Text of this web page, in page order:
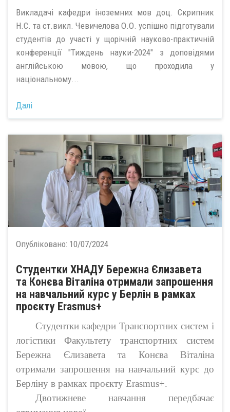
Викладачі кафедри іноземних мов доц. Скрипник
Н.С. та ст.викл. Чевичелова О.О. успішно підготували
студентів до участі у щорічній науково-практичній
конференції "Тиждень науки-2024" з доповідями
англійською мовою, що проходила у
національному...
Далі
Опубліковано: 10/07/2024
Студентки ХНАДУ Бережна Єлизавета
та Конєва Віталіна отримали запрошення
на навчальний курс у Берлін в рамках
проєкту Erasmus+
Студентки кафедри Транспортних систем і
логістики Факультету транспортних систем
Бережна Єлизавета та Конєва Віталіна
отримали запрошення на навчальний курс до
Берліну в рамках проєкту Erasmus+.
Двотижневе навчання передбачає